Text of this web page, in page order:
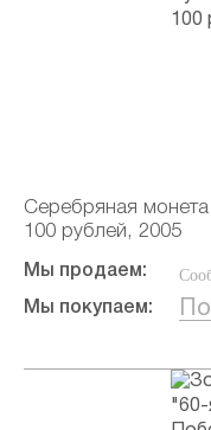
Серебряная монета
100 рублей, 2005
Мы продаем:
Мы покупаем: